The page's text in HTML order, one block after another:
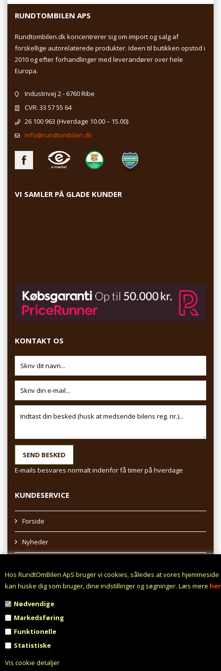
Hos RundtOmBilen ApS bruger vi cookies, således at vores hjemmeside
kan huske dig som bruger, dine indstillinger og søgninger. Læs mere her
Nødvendige
Markedsføring
Funktionelle
Statistiske
Vis cookie detaljer
RUNDTOMBILEN APS
Rundtombilen.dk koncentrerer sig om import og salg af
forskellige autorelaterede produkter. Ideen til butikken opstod i
2010 og efter forhandlinger med leverandører over hele
Europa.
Industrivej 2 - 6760 Ribe
CVR: 33 57 55 64
26 100 963 (Hverdage 10.00 – 15.00)
info@rundtombilen.dk
VI SAMLER PÅ GLADE KUNDER
KONTAKT OS
E-mails besvares normalt indenfor få timer på hverdage
KUNDESERVICE
Forside
Nyheder
Afhentning af varer
Profil
Fortrydelsesret
Fortryd aftale